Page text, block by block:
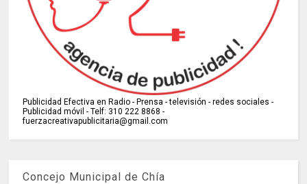
Publicidad Efectiva en Radio - Prensa - televisión - redes sociales -
Publicidad móvil - Telf: 310 222 8868 -
fuerzacreativapublicitaria@gmail.com
Concejo Municipal de Chía